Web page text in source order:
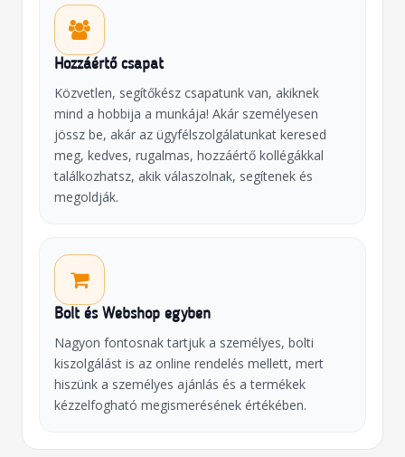
Hozzáértő csapat
Közvetlen, segítőkész csapatunk van, akiknek
mind a hobbija a munkája! Akár személyesen
jössz be, akár az ügyfélszolgálatunkat keresed
meg, kedves, rugalmas, hozzáértő kollégákkal
találkozhatsz, akik válaszolnak, segítenek és
megoldják.
Bolt és Webshop egyben
Nagyon fontosnak tartjuk a személyes, bolti
kiszolgálást is az online rendelés mellett, mert
hiszünk a személyes ajánlás és a termékek
kézzelfogható megismerésének értékében.